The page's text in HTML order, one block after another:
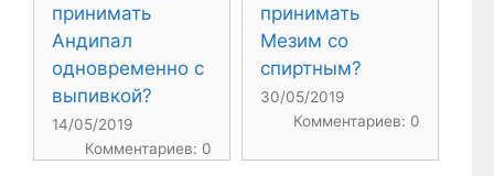
принимать
Андипал
одновременно с
выпивкой?
14/05/2019
Комментариев: 0
принимать
Мезим со
спиртным?
30/05/2019
Комментариев: 0